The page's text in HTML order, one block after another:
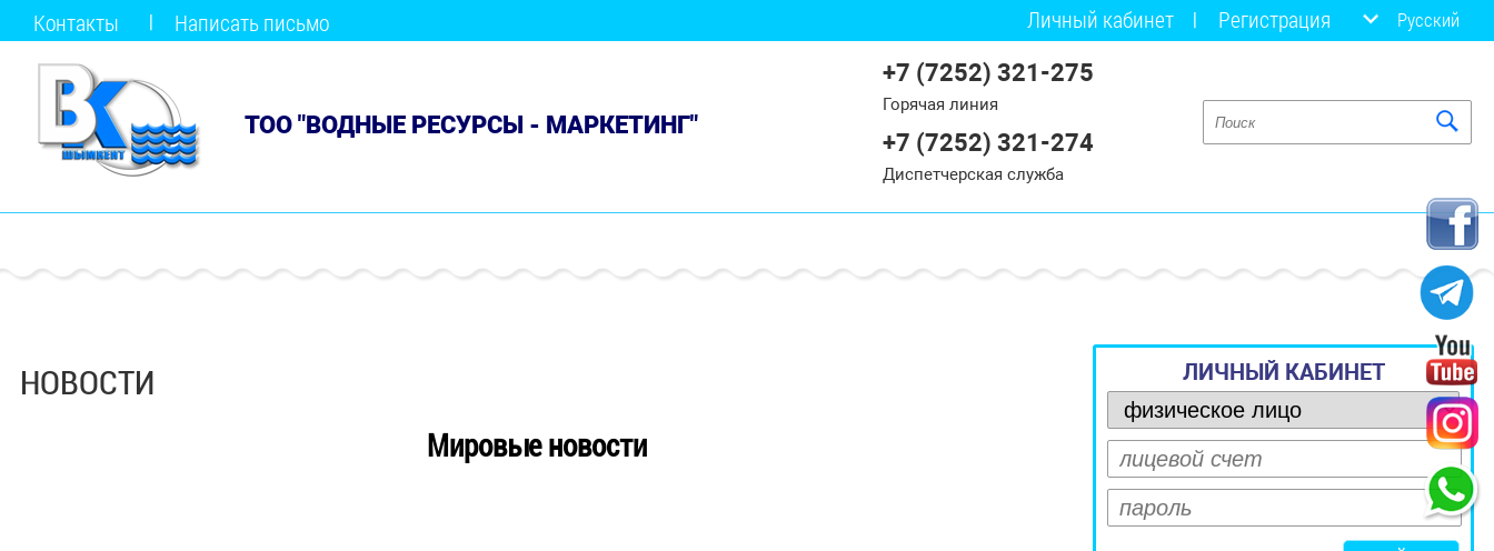
Контакты Написать письмо Личный кабинет Регистрация Русский
ТОО "ВОДНЫЕ РЕСУРСЫ - МАРКЕТИНГ"
+7 (7252) 321-275
Горячая линия
+7 (7252) 321-274
Диспетчерская служба
НОВОСТИ
Мировые новости
ЛИЧНЫЙ КАБИНЕТ